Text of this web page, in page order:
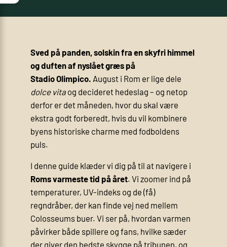
Sved på panden, solskin fra en skyfri himmel
og duften af nyslået græs på
Stadio Olimpico. August i Rom er lige dele
dolce vitaog decideret hedeslag – og netop
derfor er det måneden, hvor du skal være
ekstra godt forberedt, hvis du vil kombinere
byens historiske charme med fodboldens
puls.
I denne guide klæder vi dig på til at navigere i
Roms varmeste tid på året. Vi zoomer ind på
temperaturer, UV-indeks og de (få)
regndråber, der kan finde vej ned mellem
Colosseums buer. Vi ser på, hvordan varmen
påvirker både spillere og fans, hvilke sæder
der giver den bedste skygge på tribunen, og